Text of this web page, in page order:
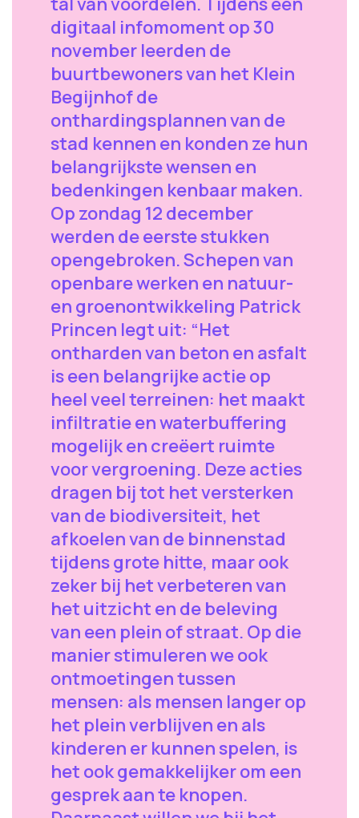
digitaal infomoment op 30
november leerden de
buurtbewoners van het Klein
Begijnhof de
onthardingsplannen van de
stad kennen en konden ze hun
belangrijkste wensen en
bedenkingen kenbaar maken.
Op zondag 12 december
werden de eerste stukken
opengebroken. Schepen van
openbare werken en natuur-
en groenontwikkeling Patrick
Princen legt uit: “Het
ontharden van beton en asfalt
is een belangrijke actie op
heel veel terreinen: het maakt
infiltratie en waterbuffering
mogelijk en creëert ruimte
voor vergroening. Deze acties
dragen bij tot het versterken
van de biodiversiteit, het
afkoelen van de binnenstad
tijdens grote hitte, maar ook
zeker bij het verbeteren van
het uitzicht en de beleving
van een plein of straat. Op die
manier stimuleren we ook
ontmoetingen tussen
mensen: als mensen langer op
het plein verblijven en als
kinderen er kunnen spelen, is
het ook gemakkelijker om een
gesprek aan te knopen.